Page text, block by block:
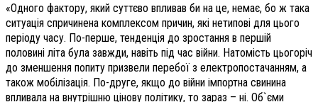
«Одного фактору, який суттєво впливав би на це, немає, бо ж така
ситуація спричинена комплексом причин, які нетипові для цього
періоду часу. По-перше, тенденція до зростання в першій
половині літа була завжди, навіть під час війни. Натомість цьогоріч
до зменшення попиту призвели перебої з електропостачанням, а
також мобілізація. По-друге, якщо до війни імпортна свинина
впливала на внутрішню цінову політику, то зараз – ні. Об`єми